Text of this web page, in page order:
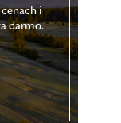
i
darmo.